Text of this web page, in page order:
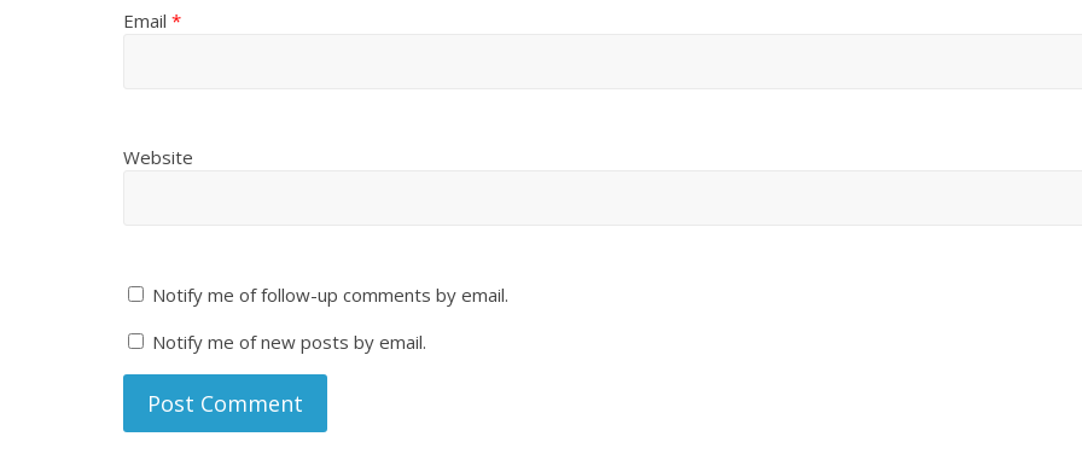
Email *
Website
Notify me of follow-up comments by email.
Notify me of new posts by email.